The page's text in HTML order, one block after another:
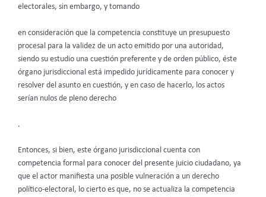
electorales, sin embargo, y tomando
en consideración que la competencia constituye un presupuesto
procesal para la validez de un acto emitido por una autoridad,
siendo su estudio una cuestión preferente y de orden público, éste
órgano jurisdiccional está impedido jurídicamente para conocer y
resolver del asunto en cuestión, y en caso de hacerlo, los actos
serían nulos de pleno derecho
.
Entonces, si bien, este órgano jurisdiccional cuenta con
competencia formal para conocer del presente juicio ciudadano, ya
que el actor manifiesta una posible vulneración a un derecho
político-electoral, lo cierto es que, no se actualiza la competencia